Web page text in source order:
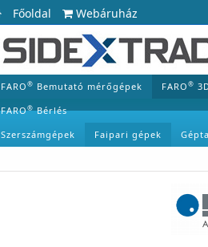
Főoldal Webáruház
FARO® Bemutató mérőgépek FARO®
FARO®Bérlés
Szerszámgépek
Faipari gépek